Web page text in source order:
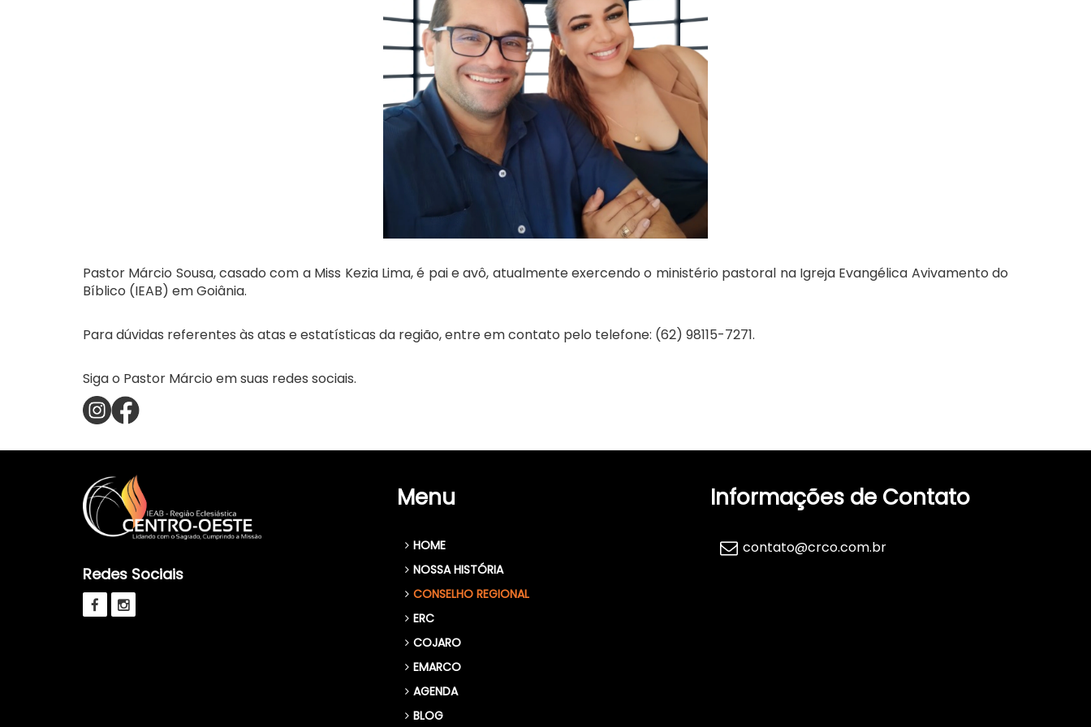
Pastor Márcio Sousa, casado com a Miss Kezia Lima, é pai e avô, atualmente exercendo o ministério pastoral na Igreja Evangélica Avivamento do
Bíblico (IEAB) em Goiânia.
Para dúvidas referentes às atas e estatísticas da região, entre em contato pelo telefone: (62) 98115-7271.
Siga o Pastor Márcio em suas redes sociais.
Redes Sociais
Menu
HOME
NOSSA HISTÓRIA
CONSELHO REGIONAL
ERC
COJARO
EMARCO
AGENDA
BLOG
Informações de Contato
contato@crco.com.br